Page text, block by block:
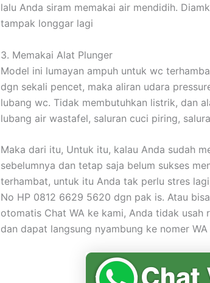
lalu Anda siram memakai air mendidih.
tampak longgar lagi
3. Memakai Alat Plunger
Model ini lumayan ampuh untuk wc
dgn sekali pencet, maka aliran udara
lubang wc. Tidak membutuhkan listrik, dan
lubang air wastafel, saluran cuci piring,
Maka dari itu, Untuk itu, kalau Anda sudah
sebelumnya dan tetap saja belum sukses
terhambat, untuk itu Anda tak perlu stres
No HP 0812 6629 5620 dgn pak is. Atau
otomatis Chat WA ke kami, Anda tidak
dan dapat langsung nyambung ke nomer WA